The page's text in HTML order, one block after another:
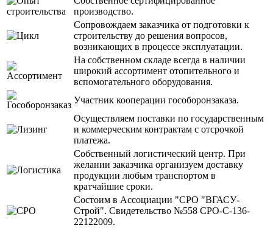
производство.
Сопровождаем заказчика от подготовки к
строительству до решения вопросов,
возникающих в процессе эксплуатации.
На собственном складе всегда в наличии
широкий ассортимент отопительного и
вспомогательного оборудования.
Участник кооперации гособоронзаказа.
Осуществляем поставки по государственным
и коммерческим контрактам с отсрочкой
платежа.
Собственный логистический центр. При
желании заказчика организуем доставку
продукции любым транспортом в
кратчайшие сроки.
Состоим в Ассоциации "СРО "ВГАСУ-
Строй". Свидетельство №558 СРО-С-136-
22122009.